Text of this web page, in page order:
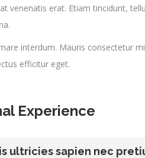
venenatis erat. Etiam tincidunt,
interdum. Mauris consectetur
efficitur eget.
Experience
ultricies sapien nec